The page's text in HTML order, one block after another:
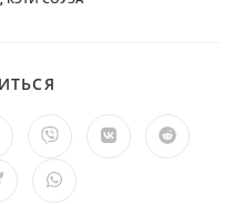
Открывается
в
новом
Открывается
Открывается